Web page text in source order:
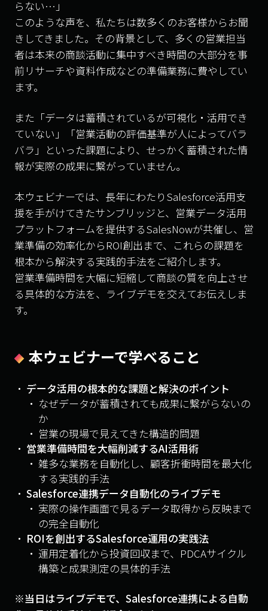
らない…」
このような声を、私たちは数多くのお客様からお聞
きしてきました。その背景として、多くの営業担当
者は本来の商談活動に集中すべき時間の大部分を事
前リサーチや資料作成などの準備業務に費やしてい
ます。
また「データは蓄積されているが可視化・活用でき
ていない」「営業活動の評価基準が人によってバラ
バラ」といった課題により、せっかく蓄積された情
報が実際の成果に繋がっていません。
本ウェビナーでは、長年にわたりSalesforce活用支
援を手がけてきたサンブリッジと、営業データ活用
プラットフォームを提供するSalesNowが共催し、営
業準備の効率化からROI創出まで、これらの課題を
根本から解決する実践的手法をご紹介します。
営業準備時間を大幅に短縮して商談の質を向上させ
る具体的な方法を、ライブデモを交えてお伝えしま
す。
本ウェビナーで学べること
データ活用の根本的な課題と解決のポイント
なぜデータが蓄積されても成果に繋がらないの
か
営業の現場で見えてきた構造的問題
営業準備時間を大幅削減するAI活用術
雑多な業務を自動化し、顧客折衝時間を最大化
する実践的手法
Salesforce連携データ自動化のライブデモ
実際の操作画面で見るデータ取得から反映まで
の完全自動化
ROIを創出するSalesforce運用の実践法
運用定着化から投資回収まで、PDCAサイクル
構築と成果測定の具体的手法
※当日はライブデモで、Salesforce連携による自動